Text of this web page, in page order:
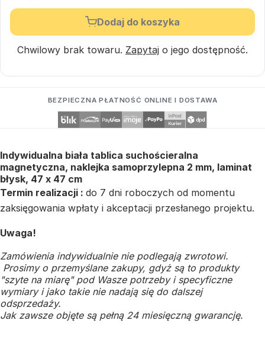
Dodaj do koszyka
Chwilowy brak towaru. Zapytaj o jego dostępność.
BEZPIECZNA PŁATNOŚĆ ONLINE I DOSTAWA
Indywidualna biała tablica suchościeralna
magnetyczna, naklejka samoprzylepna 2 mm, laminat
błysk, 47 x 47 cm
Termin realizacji : do 7 dni roboczych od momentu
zaksięgowania wpłaty i akceptacji przesłanego projektu.
Uwaga!
Zamówienia indywidualnie nie podlegają zwrotowi.
Prosimy o przemyślane zakupy, gdyż są to produkty
"szyte na miarę" pod Wasze potrzeby i specyficzne
wymiary i jako takie nie nadają się do dalszej
odsprzedaży.
Jak zawsze objęte są pełną 24 miesięczną gwarancję.